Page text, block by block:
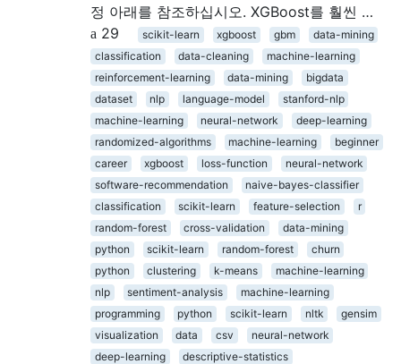
정 아래를 참조하십시오. XGBoost를 훨씬 …
29
scikit-learn xgboost gbm
data-mining
classification
data-cleaning
machine-learning
reinforcement-learning
data-mining
bigdata
dataset
nlp language-model
stanford-nlp
machine-learning
neural-network
deep-learning
randomized-algorithms
machine-learning
beginner
career
xgboost loss-function
neural-network
software-recommendation
naive-bayes-classifier
classification
scikit-learn feature-selection
r
random-forest
cross-validation
data-mining
python
scikit-learn random-forest
churn
python
clustering k-means
machine-learning
nlp
sentiment-analysis
machine-learning
programming
python scikit-learn nltk
gensim
visualization
data csv
neural-network
deep-learning
descriptive-statistics